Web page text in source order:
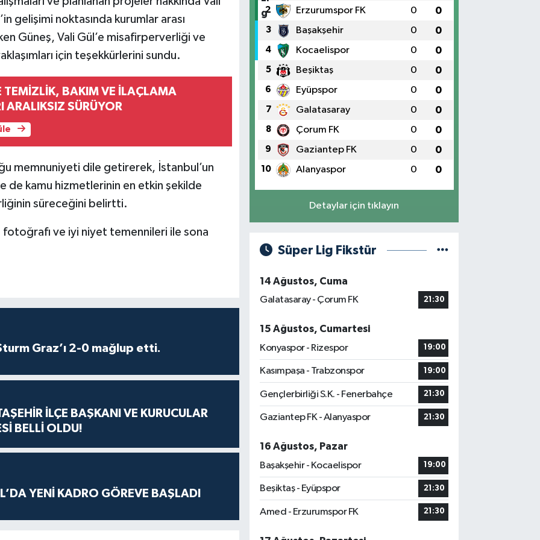
gelişimi noktasında kurumlar arası
Güneş, Vali Gül’e misafirperverliği ve
için teşekkürlerini sundu.
TEMİZLİK, BAKIM VE İLAÇLAMA
ARALIKSIZ SÜRÜYOR
memnuniyeti dile getirerek, İstanbul’un
de kamu hizmetlerinin en etkin şekilde
süreceğini belirtti.
fotoğrafı ve iyi niyet temennileri ile sona
Graz’ı 2-0 mağlup etti.
İLÇE BAŞKANI VE KURUCULAR
BELLİ OLDU!
YENİ KADRO GÖREVE BAŞLADI
2 Erzurumspor FK 0 0
3 Başakşehir 0 0
4 Kocaelispor 0 0
5 Beşiktaş 0 0
6 Eyüpspor 0 0
7 Galatasaray 0 0
8 Çorum FK 0 0
9 Gaziantep FK 0 0
10 Alanyaspor 0 0
Detaylar için tıklayın
Süper Lig Fikstür
14 Ağustos, Cuma
Galatasaray - Çorum FK
21:30
15 Ağustos, Cumartesi
Konyaspor - Rizespor
19:00
Kasımpaşa - Trabzonspor 19:00
Gençlerbirliği S.K. - Fenerbahçe 21:30
Gaziantep FK - Alanyaspor 21:30
16 Ağustos, Pazar
Başakşehir - Kocaelispor
19:00
Beşiktaş - Eyüpspor 21:30
Amed - Erzurumspor FK 21:30